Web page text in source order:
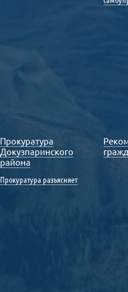
Прокуратура
Докузпаринского
района
Прокуратура разъясняет